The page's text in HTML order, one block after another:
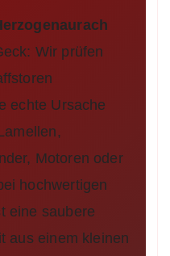
Wir prüfen
echte Ursache
Motoren oder
hochwertigen
eine saubere
aus einem kleinen